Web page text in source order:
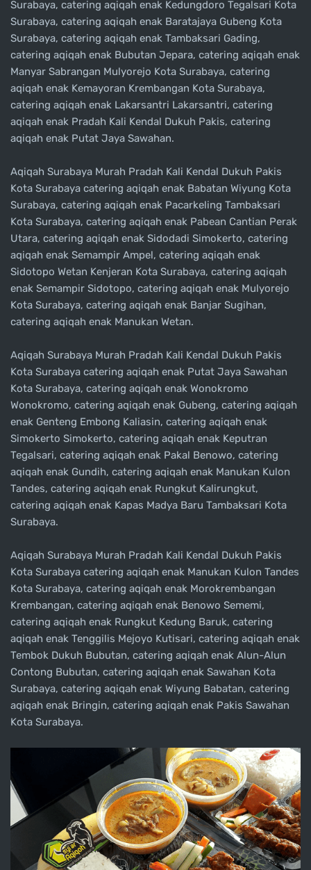
Surabaya, catering aqiqah enak Kedungdoro Tegalsari Kota
Surabaya, catering aqiqah enak Baratajaya Gubeng Kota
Surabaya, catering aqiqah enak Tambaksari Gading,
catering aqiqah enak Bubutan Jepara, catering aqiqah enak
Manyar Sabrangan Mulyorejo Kota Surabaya, catering
aqiqah enak Kemayoran Krembangan Kota Surabaya,
catering aqiqah enak Lakarsantri Lakarsantri, catering
aqiqah enak Pradah Kali Kendal Dukuh Pakis, catering
aqiqah enak Putat Jaya Sawahan.
Aqiqah Surabaya Murah Pradah Kali Kendal Dukuh Pakis
Kota Surabaya catering aqiqah enak Babatan Wiyung Kota
Surabaya, catering aqiqah enak Pacarkeling Tambaksari
Kota Surabaya, catering aqiqah enak Pabean Cantian Perak
Utara, catering aqiqah enak Sidodadi Simokerto, catering
aqiqah enak Semampir Ampel, catering aqiqah enak
Sidotopo Wetan Kenjeran Kota Surabaya, catering aqiqah
enak Semampir Sidotopo, catering aqiqah enak Mulyorejo
Kota Surabaya, catering aqiqah enak Banjar Sugihan,
catering aqiqah enak Manukan Wetan.
Aqiqah Surabaya Murah Pradah Kali Kendal Dukuh Pakis
Kota Surabaya catering aqiqah enak Putat Jaya Sawahan
Kota Surabaya, catering aqiqah enak Wonokromo
Wonokromo, catering aqiqah enak Gubeng, catering aqiqah
enak Genteng Embong Kaliasin, catering aqiqah enak
Simokerto Simokerto, catering aqiqah enak Keputran
Tegalsari, catering aqiqah enak Pakal Benowo, catering
aqiqah enak Gundih, catering aqiqah enak Manukan Kulon
Tandes, catering aqiqah enak Rungkut Kalirungkut,
catering aqiqah enak Kapas Madya Baru Tambaksari Kota
Surabaya.
Aqiqah Surabaya Murah Pradah Kali Kendal Dukuh Pakis
Kota Surabaya catering aqiqah enak Manukan Kulon Tandes
Kota Surabaya, catering aqiqah enak Morokrembangan
Krembangan, catering aqiqah enak Benowo Sememi,
catering aqiqah enak Rungkut Kedung Baruk, catering
aqiqah enak Tenggilis Mejoyo Kutisari, catering aqiqah enak
Tembok Dukuh Bubutan, catering aqiqah enak Alun-Alun
Contong Bubutan, catering aqiqah enak Sawahan Kota
Surabaya, catering aqiqah enak Wiyung Babatan, catering
aqiqah enak Bringin, catering aqiqah enak Pakis Sawahan
Kota Surabaya.